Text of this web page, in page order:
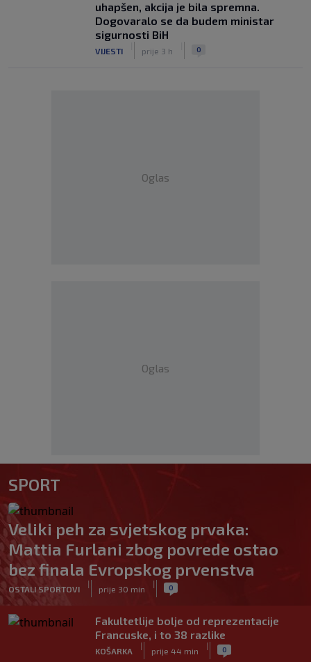
uhapšen, akcija je bila spremna.
Dogovaralo se da budem ministar
sigurnosti BiH
VIJESTI prije 3 h 0
Oglas
Oglas
SPORT
Veliki peh za svjetskog prvaka:
Mattia Furlani zbog povrede ostao
bez finala Evropskog prvenstva
OSTALI SPORTOVI
|
prije 30 min
| 0
Fakultetlije bolje od reprezentacije
Francuske, i to 38 razlike
KOŠARKA
|
prije 44 min
| 0